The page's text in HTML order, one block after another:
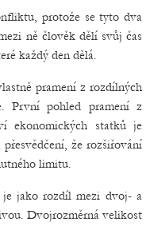
protože se tyto dva
ně člověk dělí svůj čas
každý den dělá.
pramení z rozdílných
První pohled pramení z
ekonomických statků je
že rozšiřování
limitu.
jako rozdíl mezi dvoj- a
Dvojrozměrná velikost